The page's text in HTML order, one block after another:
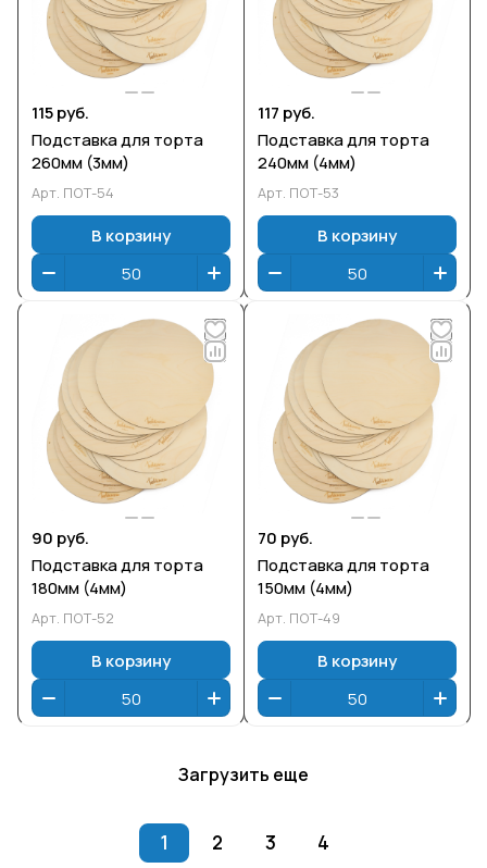
115 руб.
Подставка для торта
260мм (3мм)
Арт. ПОТ-54
В корзину
117 руб.
Подставка для торта
240мм (4мм)
Арт. ПОТ-53
В корзину
90 руб.
Подставка для торта
180мм (4мм)
Арт. ПОТ-52
В корзину
70 руб.
Подставка для торта
150мм (4мм)
Арт. ПОТ-49
В корзину
Загрузить еще
1 2 3
4